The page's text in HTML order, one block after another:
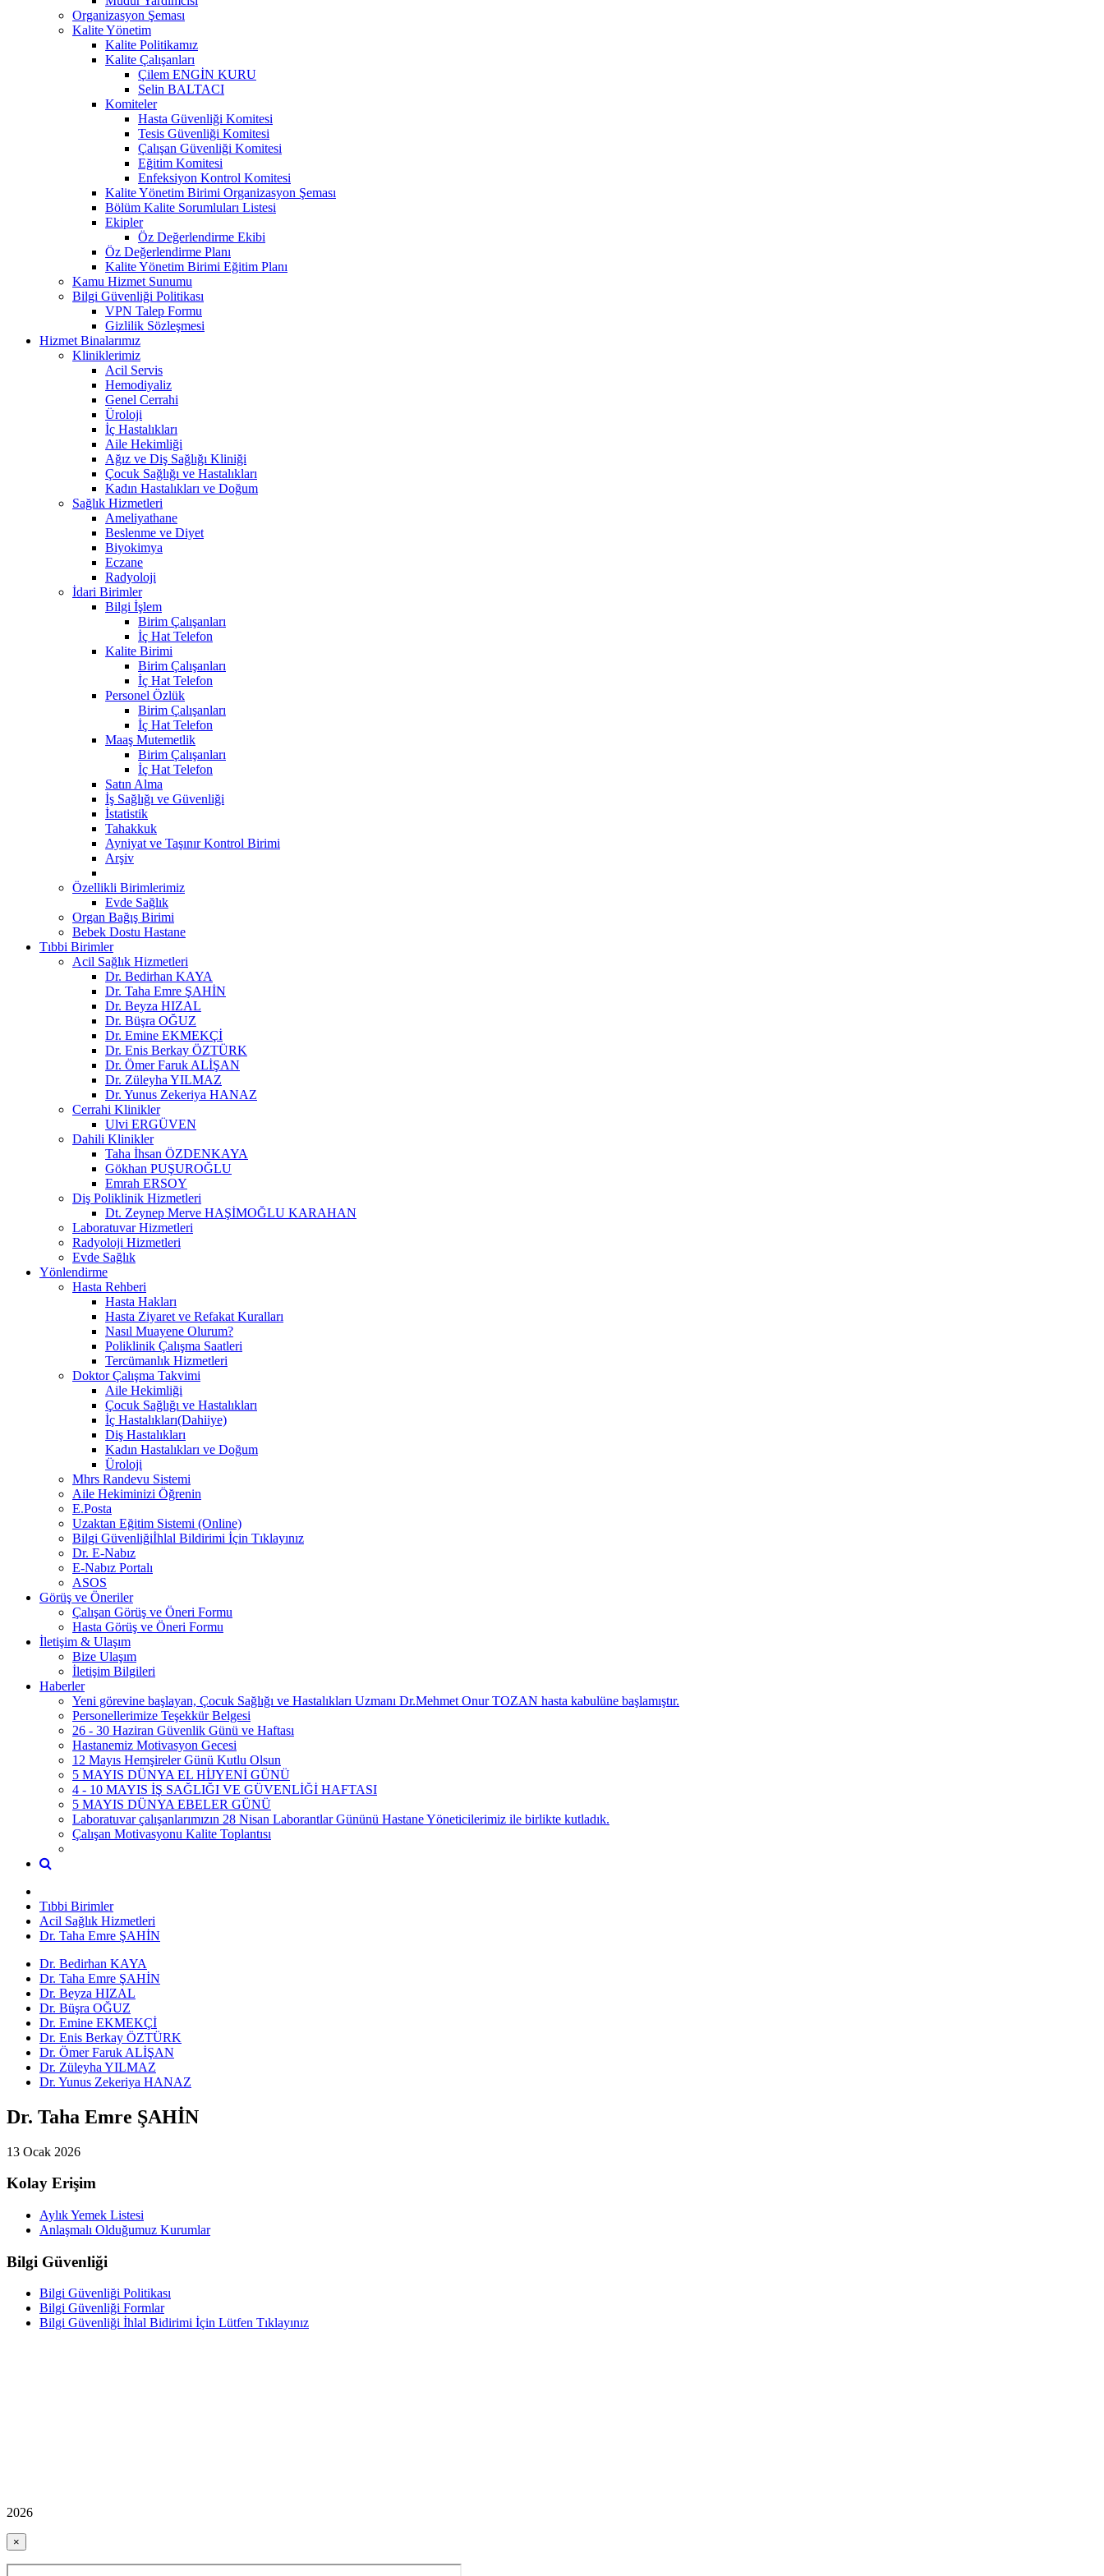
Organizasyon Şeması
Kalite Yönetim
Kalite Politikamız
Kalite Çalışanları
Çilem ENGİN KURU
Selin BALTACI
Komiteler
Hasta Güvenliği Komitesi
Tesis Güvenliği Komitesi
Çalışan Güvenliği Komitesi
Eğitim Komitesi
Enfeksiyon Kontrol Komitesi
Kalite Yönetim Birimi Organizasyon Şeması
Bölüm Kalite Sorumluları Listesi
Ekipler
Öz Değerlendirme Ekibi
Öz Değerlendirme Planı
Kalite Yönetim Birimi Eğitim Planı
Kamu Hizmet Sunumu
Bilgi Güvenliği Politikası
VPN Talep Formu
Gizlilik Sözleşmesi
Hizmet Binalarımız
Kliniklerimiz
Acil Servis
Hemodiyaliz
Genel Cerrahi
Üroloji
İç Hastalıkları
Aile Hekimliği
Ağız ve Diş Sağlığı Kliniği
Çocuk Sağlığı ve Hastalıkları
Kadın Hastalıkları ve Doğum
Sağlık Hizmetleri
Ameliyathane
Beslenme ve Diyet
Biyokimya
Eczane
Radyoloji
İdari Birimler
Bilgi İşlem
Birim Çalışanları
İç Hat Telefon
Kalite Birimi
Birim Çalışanları
İç Hat Telefon
Personel Özlük
Birim Çalışanları
İç Hat Telefon
Maaş Mutemetlik
Birim Çalışanları
İç Hat Telefon
Satın Alma
İş Sağlığı ve Güvenliği
İstatistik
Tahakkuk
Ayniyat ve Taşınır Kontrol Birimi
Arşiv
Özellikli Birimlerimiz
Evde Sağlık
Organ Bağış Birimi
Bebek Dostu Hastane
Tıbbi Birimler
Acil Sağlık Hizmetleri
Dr. Bedirhan KAYA
Dr. Taha Emre ŞAHİN
Dr. Beyza HIZAL
Dr. Büşra OĞUZ
Dr. Emine EKMEKÇİ
Dr. Enis Berkay ÖZTÜRK
Dr. Ömer Faruk ALİŞAN
Dr. Züleyha YILMAZ
Dr. Yunus Zekeriya HANAZ
Cerrahi Klinikler
Ulvi ERGÜVEN
Dahili Klinikler
Taha İhsan ÖZDENKAYA
Gökhan PUŞUROĞLU
Emrah ERSOY
Diş Poliklinik Hizmetleri
Dt. Zeynep Merve HAŞİMOĞLU KARAHAN
Laboratuvar Hizmetleri
Radyoloji Hizmetleri
Evde Sağlık
Yönlendirme
Hasta Rehberi
Hasta Hakları
Hasta Ziyaret ve Refakat Kuralları
Nasıl Muayene Olurum?
Poliklinik Çalışma Saatleri
Tercümanlık Hizmetleri
Doktor Çalışma Takvimi
Aile Hekimliği
Çocuk Sağlığı ve Hastalıkları
İç Hastalıkları(Dahiiye)
Diş Hastalıkları
Kadın Hastalıkları ve Doğum
Üroloji
Mhrs Randevu Sistemi
Aile Hekiminizi Öğrenin
E.Posta
Uzaktan Eğitim Sistemi (Online)
Bilgi Güvenliğiİhlal Bildirimi İçin Tıklayınız
Dr. E-Nabız
E-Nabız Portalı
ASOS
Görüş ve Öneriler
Çalışan Görüş ve Öneri Formu
Hasta Görüş ve Öneri Formu
İletişim & Ulaşım
Bize Ulaşım
İletişim Bilgileri
Haberler
Yeni görevine başlayan, Çocuk Sağlığı ve Hastalıkları Uzmanı Dr.Mehmet Onur TOZAN hasta kabulüne başlamıştır.
Personellerimize Teşekkür Belgesi
26 - 30 Haziran Güvenlik Günü ve Haftası
Hastanemiz Motivasyon Gecesi
12 Mayıs Hemşireler Günü Kutlu Olsun
5 MAYIS DÜNYA EL HİJYENİ GÜNÜ
4 - 10 MAYIS İŞ SAĞLIĞI VE GÜVENLİĞİ HAFTASI
5 MAYIS DÜNYA EBELER GÜNÜ
Laboratuvar çalışanlarımızın 28 Nisan Laborantlar Gününü Hastane Yöneticilerimiz ile birlikte kutladık.
Çalışan Motivasyonu Kalite Toplantısı
Tıbbi Birimler
Acil Sağlık Hizmetleri
Dr. Taha Emre ŞAHİN
Dr. Bedirhan KAYA
Dr. Taha Emre ŞAHİN
Dr. Beyza HIZAL
Dr. Büşra OĞUZ
Dr. Emine EKMEKÇİ
Dr. Enis Berkay ÖZTÜRK
Dr. Ömer Faruk ALİŞAN
Dr. Züleyha YILMAZ
Dr. Yunus Zekeriya HANAZ
Dr. Taha Emre ŞAHİN
13 Ocak 2026
Kolay Erişim
Aylık Yemek Listesi
Anlaşmalı Olduğumuz Kurumlar
Bilgi Güvenliği
Bilgi Güvenliği Politikası
Bilgi Güvenliği Formlar
Bilgi Güvenliği İhlal Bidirimi İçin Lütfen Tıklayınız
2026
×